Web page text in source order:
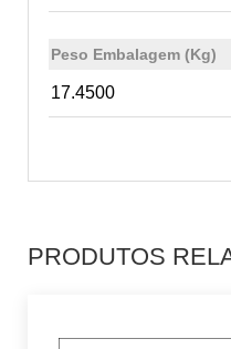
Peso Embalagem (Kg)
17.4500
PRODUTOS